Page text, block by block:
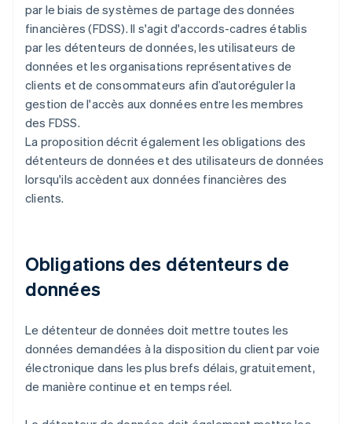
par le biais de systèmes de partage des données
financières (FDSS). Il s'agit d'accords-cadres établis
par les détenteurs de données, les utilisateurs de
données et les organisations représentatives de
clients et de consommateurs afin d’autoréguler la
gestion de l'accès aux données entre les membres
des FDSS.
La proposition décrit également les obligations des
détenteurs de données et des utilisateurs de données
lorsqu'ils accèdent aux données financières des
clients.
Obligations des détenteurs de
données
Le détenteur de données doit mettre toutes les
données demandées à la disposition du client par voie
électronique dans les plus brefs délais, gratuitement,
de manière continue et en temps réel.